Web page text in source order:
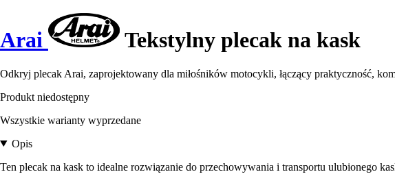
Arai Tekstylny plecak na kask
Odkryj plecak Arai, zaprojektowany dla miłośników motocykli, łączący praktyczność,
Produkt niedostępny
Wszystkie warianty wyprzedane
Opis
Ten plecak na kask to idealne rozwiązanie do przechowywania i transportu ulubionego